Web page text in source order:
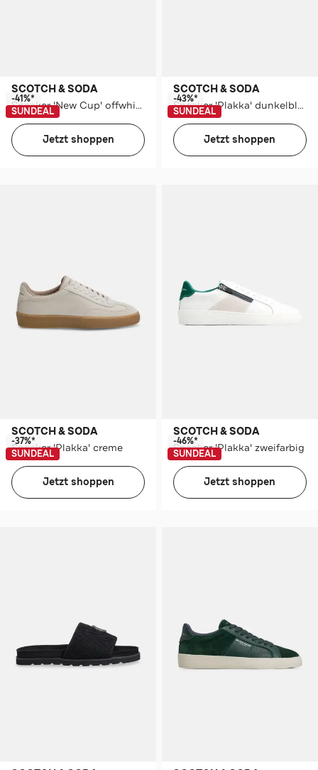
SCOTCH & SODA
Sneaker 'New Cup' offwhite
-41%*
SUNDEAL
Jetzt shoppen
SCOTCH & SODA
Sneaker 'Plakka' dunkelblau
-43%*
SUNDEAL
Jetzt shoppen
SCOTCH & SODA
Sneaker 'Plakka' creme
-37%*
SUNDEAL
Jetzt shoppen
SCOTCH & SODA
Sneaker 'Plakka' zweifarbig
-46%*
SUNDEAL
Jetzt shoppen